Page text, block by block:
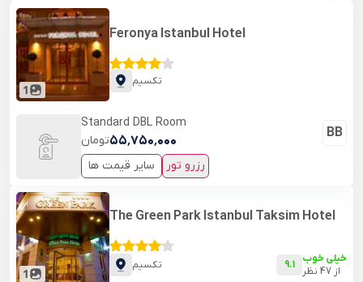
1
The Green Park Istanbul Taksim Hotel
تکسیم 9.1
خیلی خوب
از 47 نظر
1
Feronya Istanbul Hotel
تکسیم
BB
Standard DBL Room
۵۵٬۷۵۰٬۰۰۰تومان
سایر قیمت ها
رزرو تور